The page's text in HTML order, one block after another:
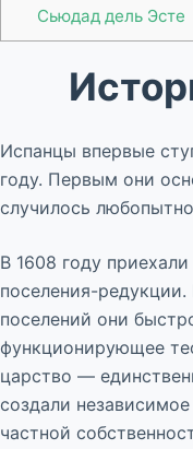
Сьюдад дель Эсте
Испанцы впервые
году. Первым они
случилось
В 1608 году
поселения-
поселений они
функционирующее
царство —
создали
частной